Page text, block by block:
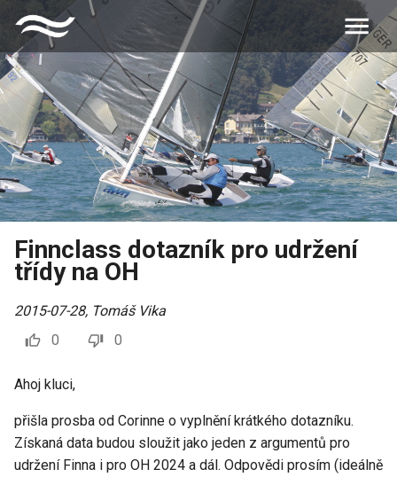
Finnclass dotazník pro udržení
třídy na OH
2015-07-28, Tomáš Vika
0
0
Ahoj kluci,
přišla prosba od Corinne o vyplnění krátkého dotazníku.
Získaná data budou sloužit jako jeden z argumentů pro
udržení Finna i pro OH 2024 a dál. Odpovědi prosím (ideálně